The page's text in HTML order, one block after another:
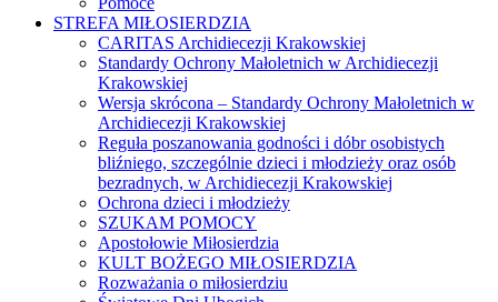
STREFA MIŁOSIERDZIA
CARITAS Archidiecezji Krakowskiej
Standardy Ochrony Małoletnich w Archidiecezji
Krakowskiej
Wersja skrócona – Standardy Ochrony Małoletnich w
Archidiecezji Krakowskiej
Reguła poszanowania godności i dóbr osobistych
bliźniego, szczególnie dzieci i młodzieży oraz osób
bezradnych, w Archidiecezji Krakowskiej
Ochrona dzieci i młodzieży
SZUKAM POMOCY
Apostołowie Miłosierdzia
KULT BOŻEGO MIŁOSIERDZIA
Rozważania o miłosierdziu